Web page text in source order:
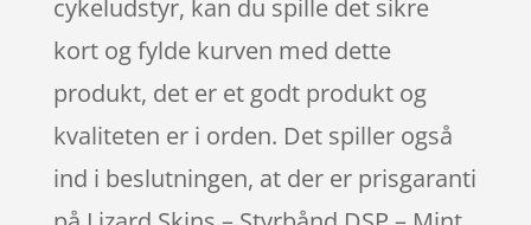
cykeludstyr, kan du spille det sikre
kort og fylde kurven med dette
produkt, det er et godt produkt og
kvaliteten er i orden. Det spiller også
ind i beslutningen, at der er prisgaranti